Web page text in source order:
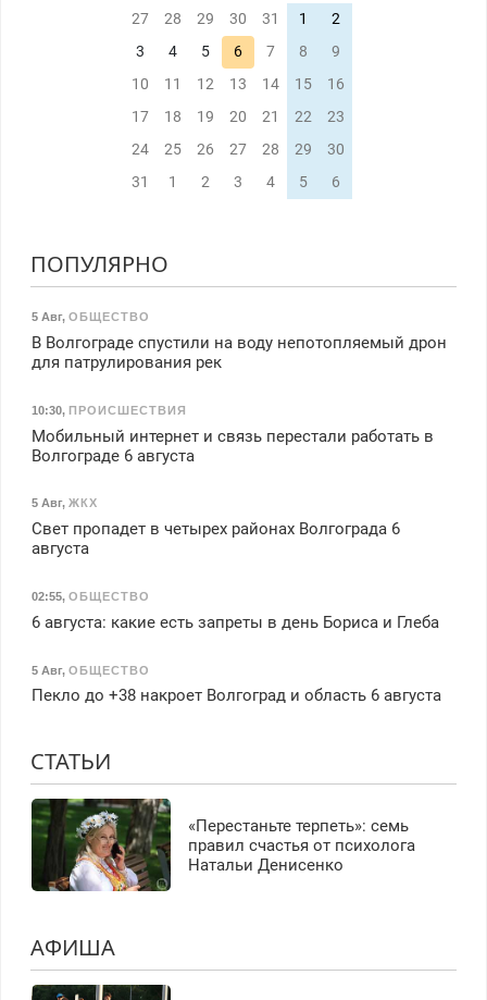
27 28 29 30 31 1
2
3
4 5 6 7 8
9
10
11 12 13 14 15
16
17
18 19 20 21 22
23
24
25 26 27 28 29
30
31
1 2 3 4 5 6
ПОПУЛЯРНО
5 Авг, ОБЩЕСТВО
В Волгограде спустили на воду непотопляемый дрон
для патрулирования рек
10:30, ПРОИСШЕСТВИЯ
Мобильный интернет и связь перестали работать в
Волгограде 6 августа
5 Авг, ЖКХ
Свет пропадет в четырех районах Волгограда 6
августа
02:55, ОБЩЕСТВО
6 августа: какие есть запреты в день Бориса и Глеба
5 Авг, ОБЩЕСТВО
Пекло до +38 накроет Волгоград и область 6 августа
СТАТЬИ
«Перестаньте терпеть»: семь
правил счастья от психолога
Натальи Денисенко
АФИША